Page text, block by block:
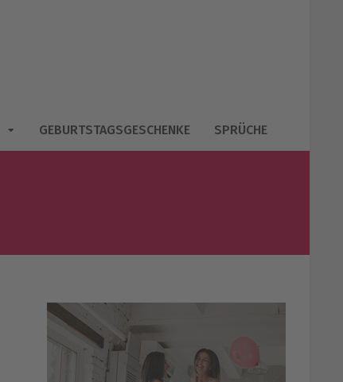
GEBURTSTAGSGESCHENKE SPRÜCHE